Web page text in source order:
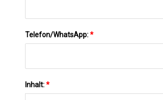
Telefon/WhatsApp:*
Inhalt:*